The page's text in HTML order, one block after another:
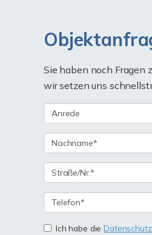
Sie haben noch Fragen
wir setzen uns
Ich habe die